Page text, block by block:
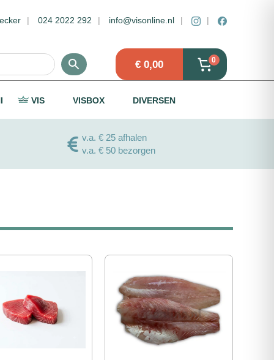
024 2022 292 info@visonline.nl
€0,00 0
VIS VISBOX DIVERSEN
v.a. € 25 afhalen
v.a. € 50 bezorgen